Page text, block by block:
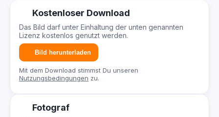
Kostenloser Download
Das Bild darf unter Einhaltung der unten genannten
Lizenz kostenlos genutzt werden.
Bild herunterladen
Mit dem Download stimmst Du unseren
Nutzungsbedingungen zu.
Fotograf